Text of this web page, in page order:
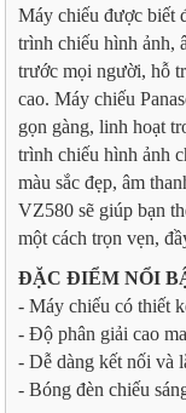
Máy chiếu được biết
trình chiếu hình ảnh,
trước mọi người, hỗ
cao. Máy chiếu
gọn gàng, linh hoạt
trình chiếu hình ảnh
màu sắc đẹp, âm
VZ580 sẽ giúp bạn
một cách trọn vẹn,
ĐẶC ĐIỂM NỔI
- Máy chiếu có thiết
- Độ phân giải cao
- Dễ dàng kết nối và
- Bóng đèn chiếu